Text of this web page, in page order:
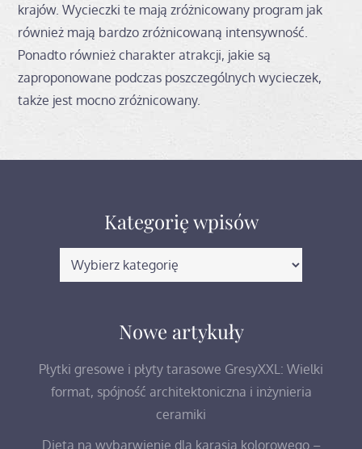
krajów. Wycieczki te mają zróżnicowany program jak
również mają bardzo zróżnicowaną intensywność.
Ponadto również charakter atrakcji, jakie są
zaproponowane podczas poszczególnych wycieczek,
także jest mocno zróżnicowany.
Kategorię wpisów
Kategorię
wpisów
Nowe artykuły
Płytki gresowe i płyty tarasowe GresyXXL: Wielki
format, spójność architektoniczna i inżynieria
ceramiki
Dieta na wybarwienie dla karasia kolorowego –